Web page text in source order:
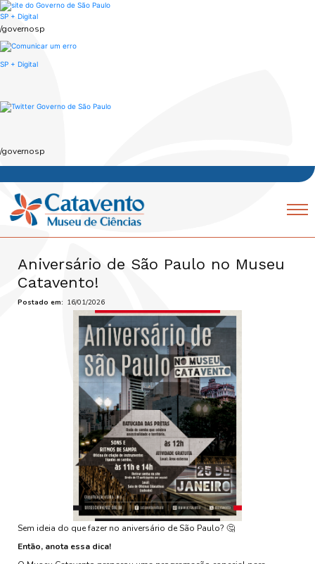
Skip
to
main
SP + Digital
/governosp
SP + Digital
/governosp
Navegação
principal
Mobile
Aniversário de São Paulo no Museu
Catavento!
Postado em 16/01/2026
Sem ideia do que fazer no aniversário de São Paulo? 🤔
Então, anota essa dica!